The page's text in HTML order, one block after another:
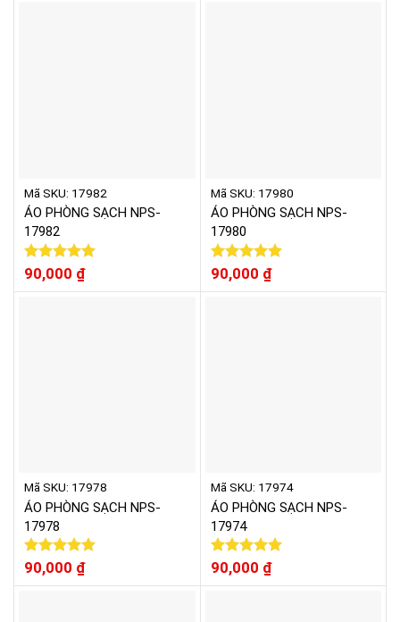
Mã SKU: 17982
ÁO PHÒNG SẠCH NPS-
17982
Được xếp
hạng
5.00
90,000 ₫
Mã SKU: 17980
ÁO PHÒNG SẠCH NPS-
17980
Được xếp
hạng
5.00
90,000 ₫
Mã SKU: 17978
ÁO PHÒNG SẠCH NPS-
17978
Được xếp
hạng
5.00
90,000 ₫
Mã SKU: 17974
ÁO PHÒNG SẠCH NPS-
17974
Được xếp
hạng
5.00
90,000 ₫